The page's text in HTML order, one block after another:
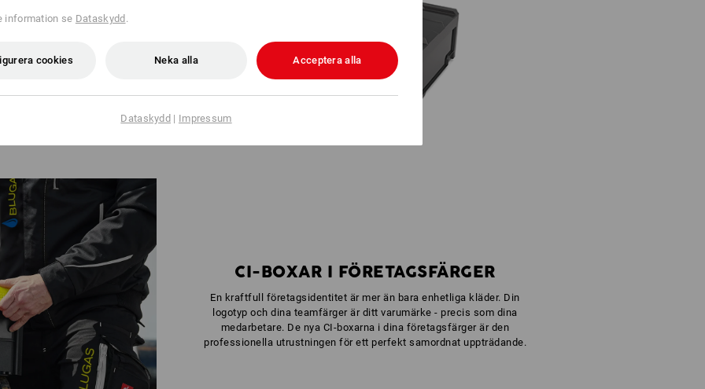
Med bara några enkla
oskiljaktigt förbundna med
CI-BOXAR I FÖRETAGSFÄRGER
En kraftfull företagsidentitet är mer än bara enhetliga kläder. Din
logotyp och dina teamfärger är ditt varumärke - precis som dina
medarbetare. De nya CI-boxarna i dina företagsfärger är den
professionella utrustningen för ett perfekt samordnat uppträdande.
information se Dataskydd.
cookies Neka alla Acceptera alla
Dataskydd | Impressum